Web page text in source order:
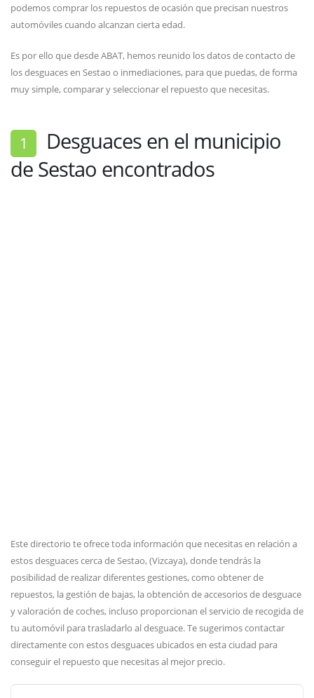
podemos comprar los repuestos de ocasión que precisan nuestros
automóviles cuando alcanzan cierta edad.
Es por ello que desde ABAT, hemos reunido los datos de contacto de
los desguaces en Sestao o inmediaciones, para que puedas, de forma
muy simple, comparar y seleccionar el repuesto que necesitas.
1 Desguaces en el municipio
de Sestao encontrados
Este directorio te ofrece toda información que necesitas en relación a
estos desguaces cerca de Sestao, (Vizcaya), donde tendrás la
posibilidad de realizar diferentes gestiones, como obtener de
repuestos, la gestión de bajas, la obtención de accesorios de desguace
y valoración de coches, incluso proporcionan el servicio de recogida de
tu automóvil para trasladarlo al desguace. Te sugerimos contactar
directamente con estos desguaces ubicados en esta ciudad para
conseguir el repuesto que necesitas al mejor precio.